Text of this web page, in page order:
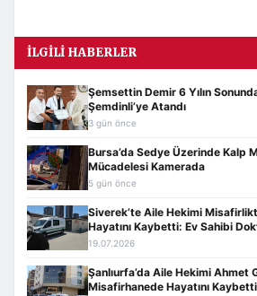
İLGILI HABERLER
Şemsettin Demir 6 Yılın
Şemdinli’ye Atandı
3 gün önce
Bursa’da Sedye Üzerinde Kalp
Mücadelesi Kamerada
5 gün önce
Siverek’te Aile Hekimi
Hayatını Kaybetti: Ev Sahibi
19.07.2026
Şanlıurfa’da Aile Hekimi Ahmet
Misafirhanede Hayatını Kaybetti